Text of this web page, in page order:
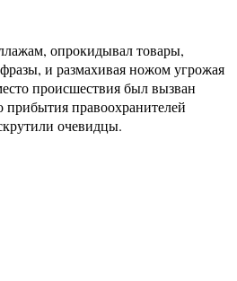
опрокидывал товары,
и размахивая ножом угрожая
происшествия был вызван
правоохранителей
очевидцы.